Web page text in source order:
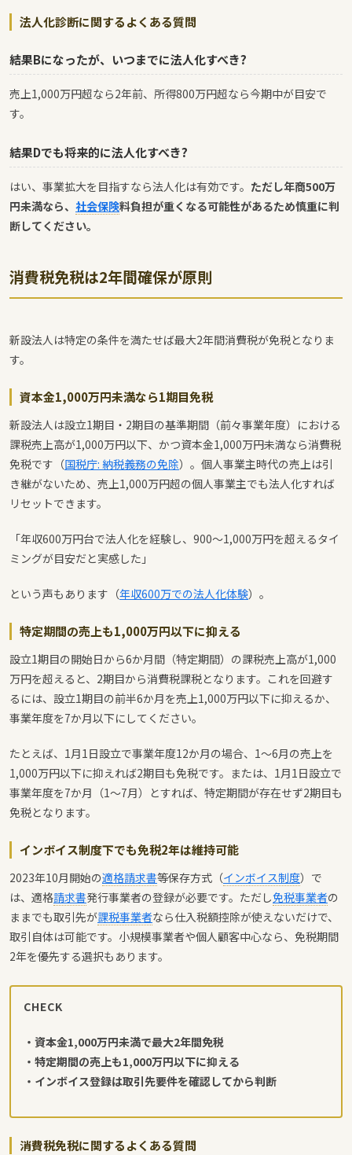
法人化診断に関するよくある質問
結果Bになったが、いつまでに法人化すべき?
売上1,000万円超なら2年前、所得800万円超なら今期中が目安で
す。
結果Dでも将来的に法人化すべき?
はい、事業拡大を目指すなら法人化は有効です。 ただし年商500万
円未満なら、 社会保険料負担が重くなる可能性があるため慎重に判
断してください。
消費税免税は2年間確保が原則
新設法人は特定の条件を満たせば最大2年間消費税が免税となりま
す。
資本金1,000万円未満なら1期目免税
新設法人は設立1期目・2期目の基準期間（前々事業年度）における
課税売上高が1,000万円以下、かつ資本金1,000万円未満なら消費税
免税です（国税庁: 納税義務の免除）。個人事業主時代の売上は引
き継がないため、売上1,000万円超の個人事業主でも法人化すれば
リセットできます。
「年収600万円台で法人化を経験し、900〜1,000万円を超えるタイ
ミングが目安だと実感した」
という声もあります（年収600万での法人化体験）。
特定期間の売上も1,000万円以下に抑える
設立1期目の開始日から6か月間（特定期間）の課税売上高が1,000
万円を超えると、2期目から消費税課税となります。これを回避す
るには、設立1期目の前半6か月を売上1,000万円以下に抑えるか、
事業年度を7か月以下にしてください。
たとえば、1月1日設立で事業年度12か月の場合、1〜6月の売上を
1,000万円以下に抑えれば2期目も免税です。または、1月1日設立で
事業年度を7か月（1〜7月）とすれば、特定期間が存在せず2期目も
免税となります。
インボイス制度下でも免税2年は維持可能
2023年10月開始の適格請求書等保存方式（インボイス制度）で
は、適格請求書発行事業者の登録が必要です。ただし免税事業者の
ままでも取引先が課税事業者なら仕入税額控除が使えないだけで、
取引自体は可能です。小規模事業者や個人顧客中心なら、免税期間
2年を優先する選択もあります。
CHECK
・資本金1,000万円未満で最大2年間免税
・特定期間の売上も1,000万円以下に抑える
・インボイス登録は取引先要件を確認してから判断
消費税免税に関するよくある質問